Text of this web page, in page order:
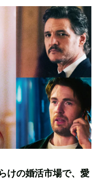
けの婚活市場で、愛